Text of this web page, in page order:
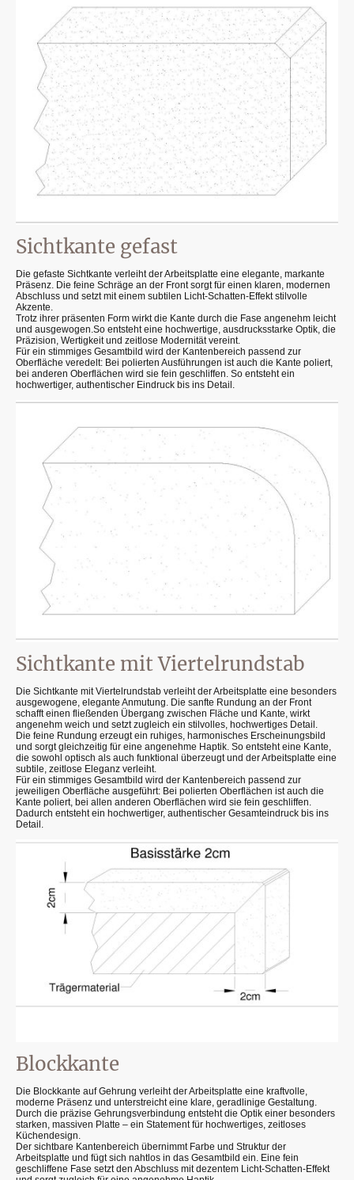
Sichtkante gefast
Die gefaste Sichtkante verleiht der Arbeitsplatte eine elegante, markante
Präsenz. Die feine Schräge an der Front sorgt für einen klaren, modernen
Abschluss und setzt mit einem subtilen Licht-Schatten-Effekt stilvolle
Akzente.
Trotz ihrer präsenten Form wirkt die Kante durch die Fase angenehm leicht
und ausgewogen.So entsteht eine hochwertige, ausdrucksstarke Optik, die
Präzision, Wertigkeit und zeitlose Modernität vereint.
Für ein stimmiges Gesamtbild wird der Kantenbereich passend zur
Oberfläche veredelt: Bei polierten Ausführungen ist auch die Kante poliert,
bei anderen Oberflächen wird sie fein geschliffen. So entsteht ein
hochwertiger, authentischer Eindruck bis ins Detail.
Sichtkante mit Viertelrundstab
Die Sichtkante mit Viertelrundstab verleiht der Arbeitsplatte eine besonders
ausgewogene, elegante Anmutung. Die sanfte Rundung an der Front
schafft einen fließenden Übergang zwischen Fläche und Kante, wirkt
angenehm weich und setzt zugleich ein stilvolles, hochwertiges Detail.
Die feine Rundung erzeugt ein ruhiges, harmonisches Erscheinungsbild
und sorgt gleichzeitig für eine angenehme Haptik. So entsteht eine Kante,
die sowohl optisch als auch funktional überzeugt und der Arbeitsplatte eine
subtile, zeitlose Eleganz verleiht.
Für ein stimmiges Gesamtbild wird der Kantenbereich passend zur
jeweiligen Oberfläche ausgeführt: Bei polierten Oberflächen ist auch die
Kante poliert, bei allen anderen Oberflächen wird sie fein geschliffen.
Dadurch entsteht ein hochwertiger, authentischer Gesamteindruck bis ins
Detail.
Blockkante
Die Blockkante auf Gehrung verleiht der Arbeitsplatte eine kraftvolle,
moderne Präsenz und unterstreicht eine klare, geradlinige Gestaltung.
Durch die präzise Gehrungsverbindung entsteht die Optik einer besonders
starken, massiven Platte – ein Statement für hochwertiges, zeitloses
Küchendesign.
Der sichtbare Kantenbereich übernimmt Farbe und Struktur der
Arbeitsplatte und fügt sich nahtlos in das Gesamtbild ein. Eine fein
geschliffene Fase setzt den Abschluss mit dezentem Licht-Schatten-Effekt